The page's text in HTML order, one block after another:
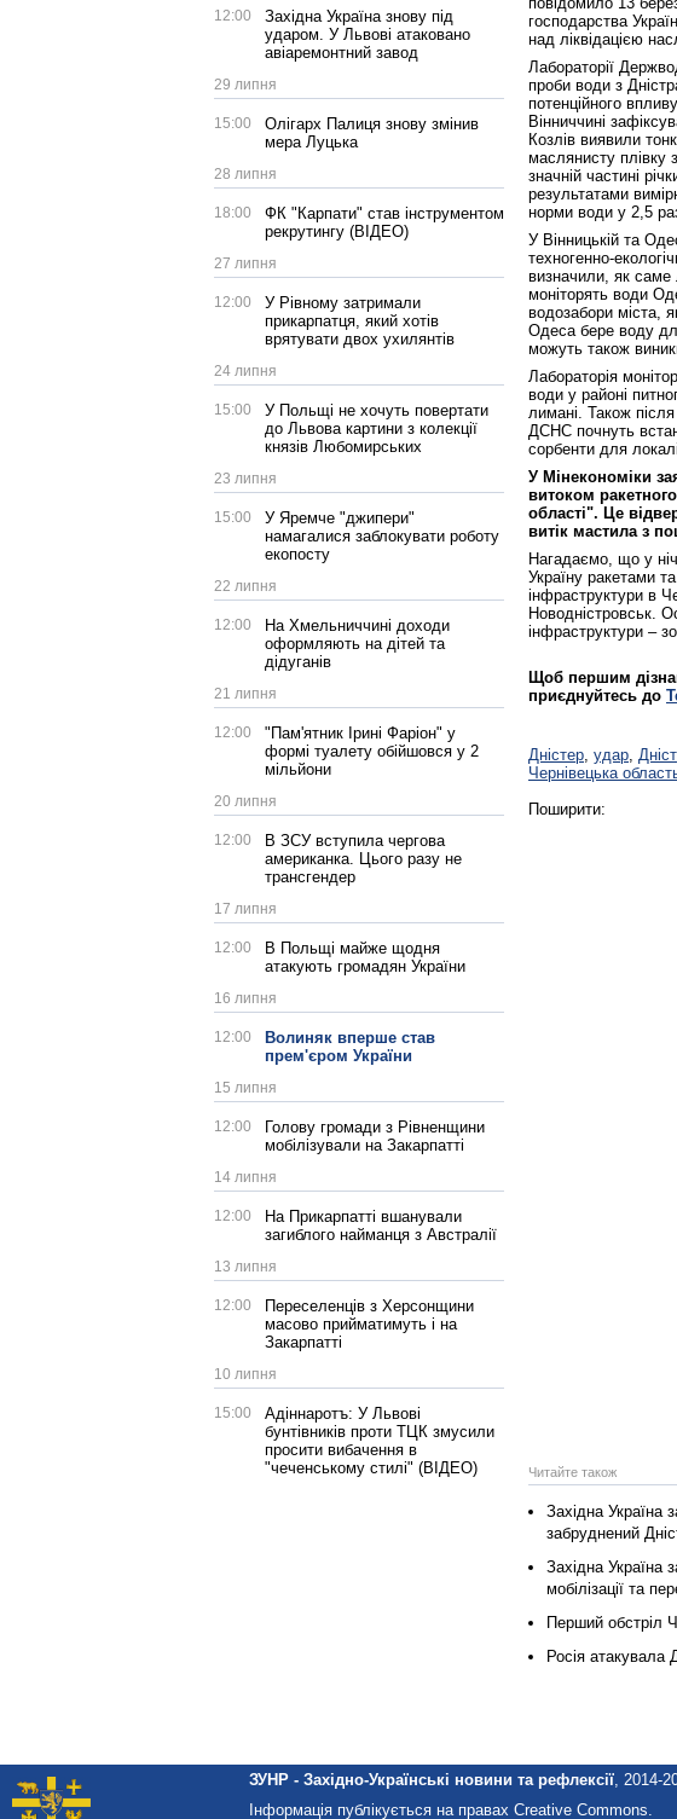
12:00
Західна Україна знову під
ударом. У Львові атаковано
авіаремонтний завод
29 липня
15:00
Олігарх Палиця знову змінив
мера Луцька
28 липня
18:00
ФК "Карпати" став інструментом
рекрутингу (ВІДЕО)
27 липня
12:00
У Рівному затримали
прикарпатця, який хотів
врятувати двох ухилянтів
24 липня
15:00
У Польщі не хочуть повертати
до Львова картини з колекції
князів Любомирських
23 липня
15:00
У Яремче "джипери"
намагалися заблокувати роботу
екопосту
22 липня
12:00
На Хмельниччині доходи
оформляють на дітей та
дідуганів
21 липня
12:00
"Пам'ятник Ірині Фаріон" у
формі туалету обійшовся у 2
мільйони
20 липня
12:00
В ЗСУ вступила чергова
американка. Цього разу не
трансгендер
17 липня
12:00
В Польщі майже щодня
атакують громадян України
16 липня
12:00
Волиняк вперше став
прем'єром України
15 липня
12:00
Голову громади з Рівненщини
мобілізували на Закарпатті
14 липня
12:00
На Прикарпатті вшанували
загиблого найманця з Австралії
13 липня
12:00
Переселенців з Херсонщини
масово прийматимуть і на
Закарпатті
10 липня
15:00
Адіннаротъ: У Львові
бунтівників проти ТЦК змусили
просити вибачення в
"чеченському стилі" (ВІДЕО)
господарства
над ліквідацією
Лабораторії
проби води з
потенційного
Вінниччині
Козлів виявили
маслянисту плівку
значній частині
результатами
норми води у 2,5
У Вінницькій та
техногенно-
визначили, як саме
моніторять води
водозабори міста,
Одеса бере воду
можуть також
Лабораторія
води у районі
лимані. Також
ДСНС почнуть
сорбенти для
У Мінекономіки
витоком
області". Це
витік мастила з
Нагадаємо, що у
Україну ракетами
інфраструктури в
Новодністровськ.
інфраструктури –
Щоб першим
приєднуйтесь до
Дністер, удар,
Чернівецька
Поширити:
Читайте також
Західна Україна
забруднений
Західна Україна
мобілізації та
Перший обстріл
Росія атакувала
ЗУНР - Західно-Українські новини та рефлексії, 2014-
Інформація публікується на правах Creative Commons.